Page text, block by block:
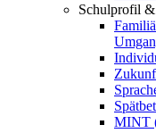
Schulprofil &
MINT